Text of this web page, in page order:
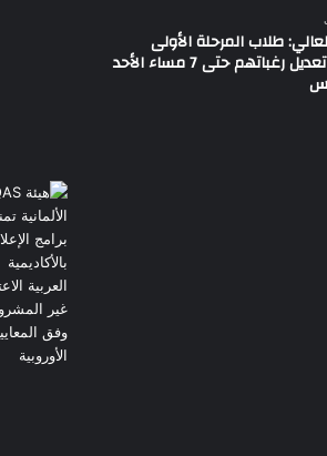
طلاب المرحلة الأولى
يمكنهم تعديل رغباتهم حتى 7 مساء الأحد